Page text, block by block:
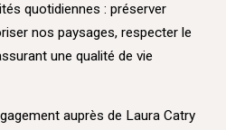
quotidiennes : préserver
nos paysages, respecter le
une qualité de vie
auprès de Laura Catry